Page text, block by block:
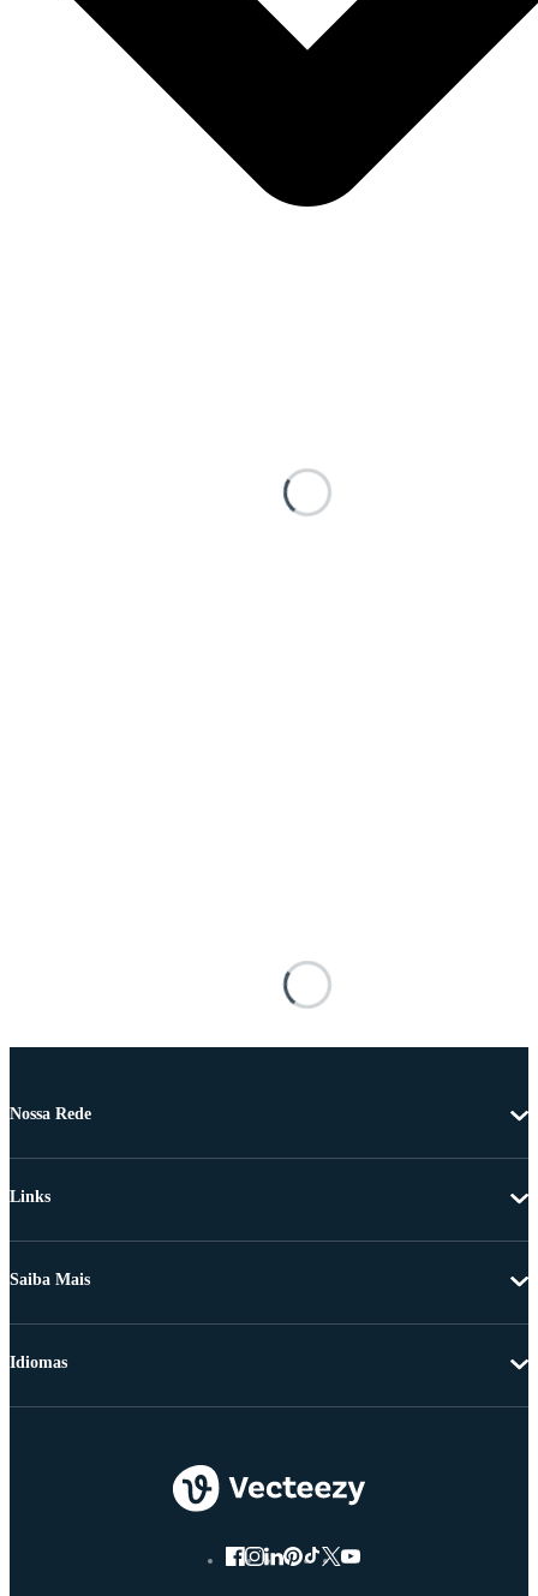
Nossa Rede
Links
Saiba Mais
Idiomas